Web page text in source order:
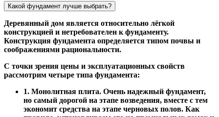
Какой фундамент лучше выбрать?
Деревянный дом является относительно лёгкой
конструкцией и нетребователен к фундаменту.
Конструкция фундамента определяется типом почвы и
соображениями рациональности.
С точки зрения цены и эксплуатационных свойств
рассмотрим четыре типа фундамента:
1. Монолитная плита. Очень надежный фундамент,
но самый дорогой на этапе возведения, вместе с тем
экономит средства на этапе черновых полов. Как